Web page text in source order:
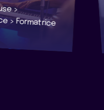
>
> Formatrice